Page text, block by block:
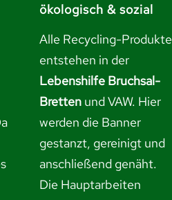
ökologisch & sozial
Alle Recycling-Produkte
entstehen in der
Lebenshilfe Bruchsal-
Bretten und VAW. Hier
werden die Banner
gestanzt, gereinigt und
anschließend genäht.
Die Hauptarbeiten